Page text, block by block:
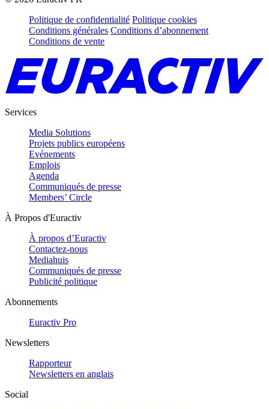
Politique de confidentialité Politique cookies
Conditions générales Conditions d’abonnement
Conditions de vente
Services
Media Solutions
Projets publics européens
Evénements
Emplois
Agenda
Communiqués de presse
Members’ Circle
À Propos d'Euractiv
À propos d’Euractiv
Contactez-nous
Mediahuis
Communiqués de presse
Publicité politique
Abonnements
Euractiv Pro
Newsletters
Rapporteur
Newsletters en anglais
Social